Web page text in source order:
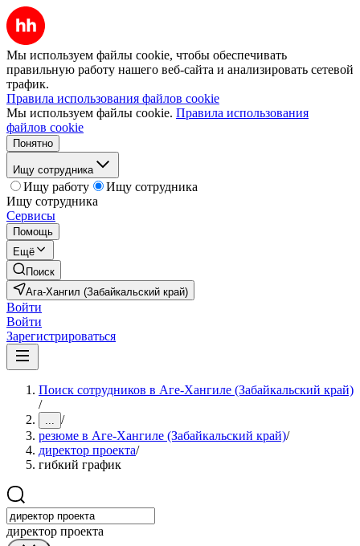
Мы используем файлы cookie, чтобы обеспечивать
правильную работу нашего веб-сайта и анализировать сетевой
трафик.
Правила использования файлов cookie
Мы используем файлы cookie. Правила использования
файлов cookie
Понятно
Ищу сотрудника
Ищу работу
Ищу сотрудника
Ищу сотрудника
Сервисы
Помощь
Ещё
Поиск
Ага-Хангил (Забайкальский край)
Войти
Войти
Зарегистрироваться
Поиск сотрудников в Аге-Хангиле (Забайкальский край)
/
... /
резюме в Аге-Хангиле (Забайкальский край)/
директор проекта/
гибкий график
директор проекта